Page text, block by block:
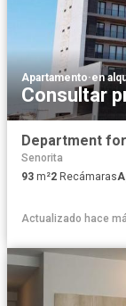
Apartamento·en
Consultar
Department
Senorita
93 m²2 Recámaras
Actualizado hace